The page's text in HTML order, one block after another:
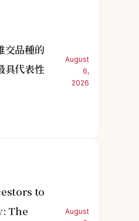
交品種的
具代表性
August
6,
2026
to
The
August